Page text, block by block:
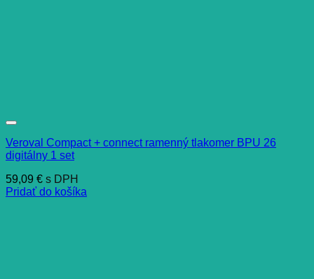
Veroval Compact + connect ramenný tlakomer BPU 26
digitálny 1 set
59,09 € s DPH
Pridať do košíka